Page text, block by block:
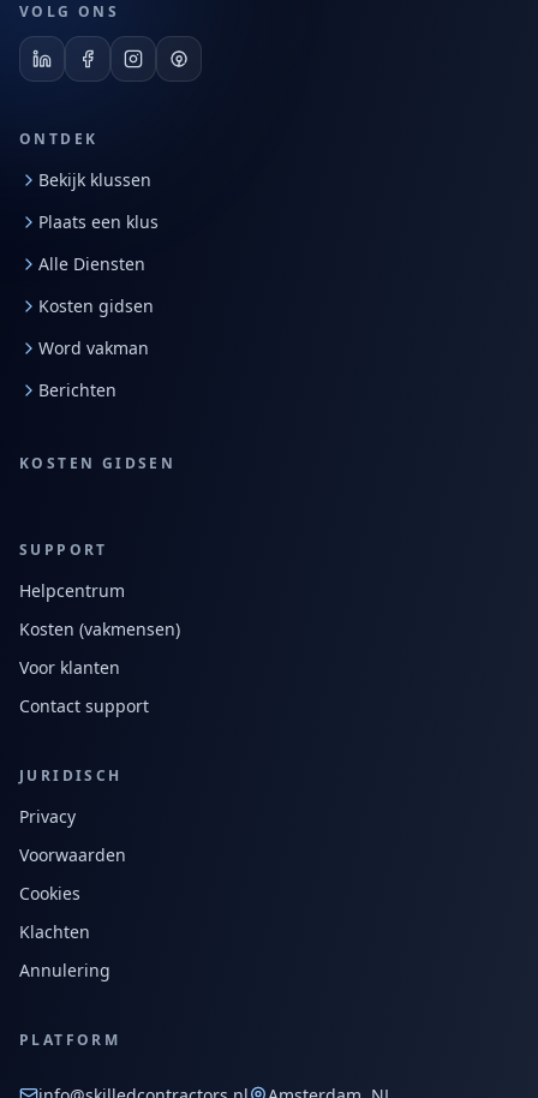
VOLG ONS
ONTDEK
Bekijk klussen
Plaats een klus
Alle Diensten
Kosten gidsen
Word vakman
Berichten
KOSTEN GIDSEN
SUPPORT
Helpcentrum
Kosten (vakmensen)
Voor klanten
Contact support
JURIDISCH
Privacy
Voorwaarden
Cookies
Klachten
Annulering
PLATFORM